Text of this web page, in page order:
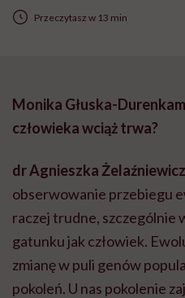
Przeczytasz w 13 min
Monika Głuska-
człowieka wciąż trwa?
dr Agnieszka
obserwowanie przebiegu
raczej trudne, szczególnie
gatunku jak człowiek.
zmianę w puli genów
pokoleń. U nas pokolenie